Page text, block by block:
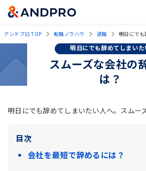
アンドプロ TOP 転職ノウハウ 退職 明日にで
明日にでも辞めてしまいた
スムーズな会社の
は？
明日にでも辞めてしまいたい人へ。スムー
目次
会社を最短で辞めるには？